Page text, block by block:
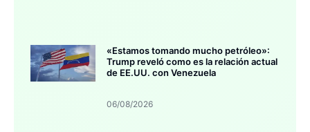
«Estamos tomando mucho petróleo»:
Trump reveló como es la relación actual
de EE.UU. con Venezuela
06/08/2026